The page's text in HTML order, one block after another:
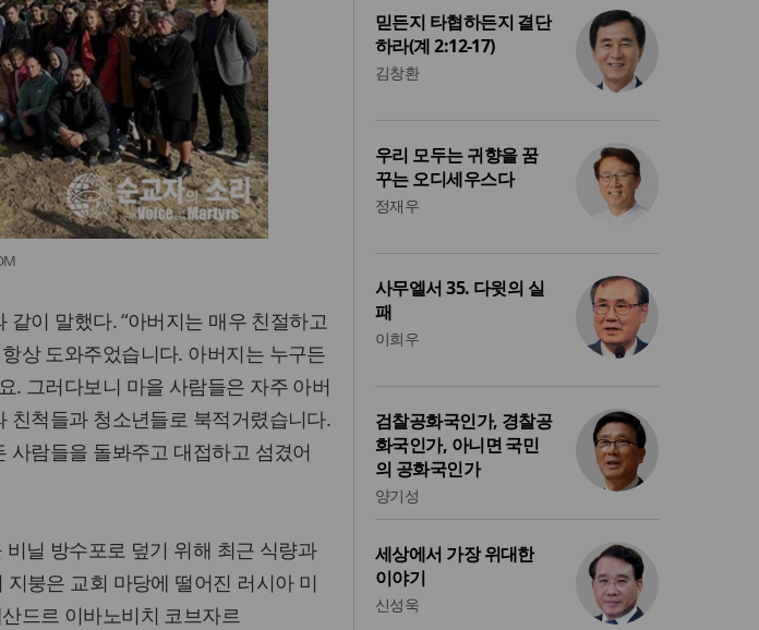
이 말했다. “아버지는 매우 친절하고
상 도와주었습니다. 아버지는 누구든
. 그러다보니 마을 사람들은 자주 아버
친척들과 청소년들로 북적거렸습니다.
람들을 돌봐주고 대접하고 섬겼어
닐 방수포로 덮기 위해 최근 식량과
붕은 교회 마당에 떨어진 러시아 미
드르 이바노비치 코브자르
믿든지 타협하든지 결단
하라(계 2:12-17)
김창환
우리 모두는 귀향을 꿈
꾸는 오디세우스다
정재우
사무엘서 35. 다윗의 실
패
이희우
검찰공화국인가, 경찰공
화국인가, 아니면 국민
의 공화국인가
양기성
세상에서 가장 위대한
이야기
신성욱